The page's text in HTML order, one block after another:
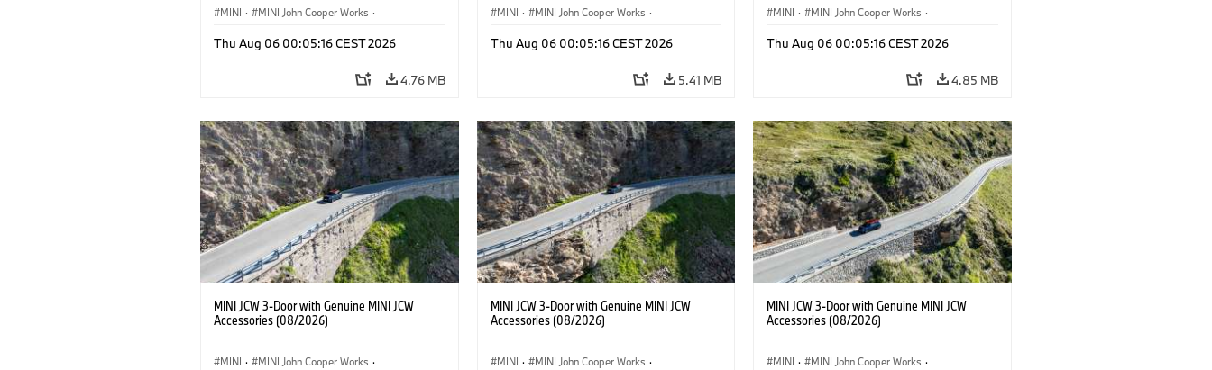
MINI · MINI John Cooper Works ·
Optional Extras, Accessories
Thu Aug 06 00:05:16 CEST 2026
4.76 MB
MINI · MINI John Cooper Works ·
Optional Extras, Accessories
Thu Aug 06 00:05:16 CEST 2026
5.41 MB
MINI · MINI John Cooper Works ·
Optional Extras, Accessories
Thu Aug 06 00:05:16 CEST 2026
4.85 MB
MINI JCW 3-Door with Genuine MINI JCW
Accessories (08/2026)
MINI · MINI John Cooper Works ·
MINI JCW 3-Door with Genuine MINI JCW
Accessories (08/2026)
MINI · MINI John Cooper Works ·
MINI JCW 3-Door with Genuine MINI JCW
Accessories (08/2026)
MINI · MINI John Cooper Works ·